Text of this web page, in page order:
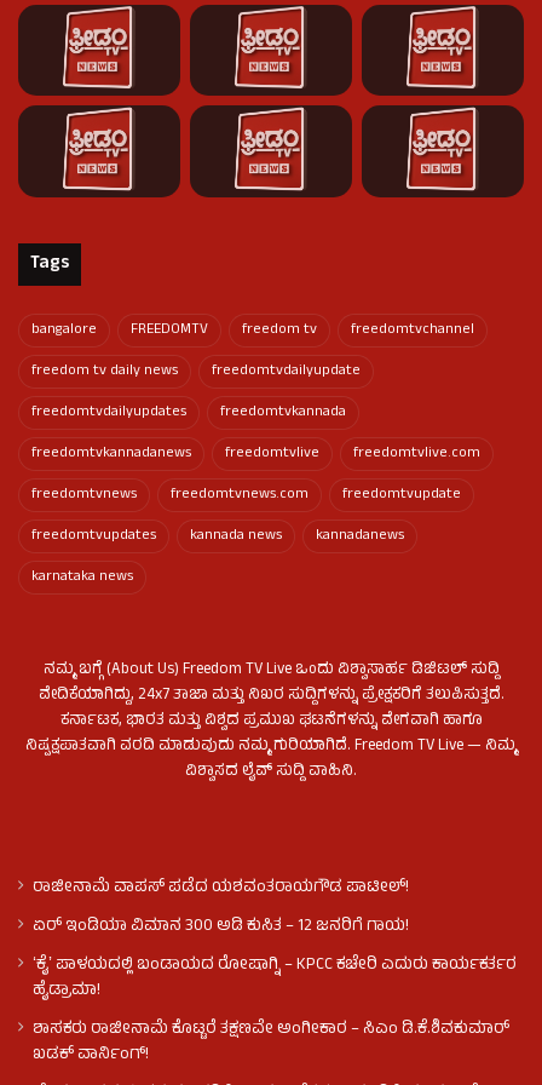
Tags
bangalore FREEDOMTV freedom tv
freedomtvchannel
freedom tv daily news
freedomtvdailyupdate
freedomtvdailyupdates
freedomtvkannada
freedomtvkannadanews
freedomtvlive
freedomtvlive.com
freedomtvnews
freedomtvnews.com
freedomtvupdate
freedomtvupdates
kannada news
kannadanews
karnataka news
ನಮ್ಮ ಬಗ್ಗೆ (About Us) Freedom TV Live ಒಂದು ವಿಶ್ವಾಸಾರ್ಹ ಡಿಜಿಟಲ್ ಸುದ್ದಿ
ವೇದಿಕೆಯಾಗಿದ್ದು, 24x7 ತಾಜಾ ಮತ್ತು ನಿಖರ ಸುದ್ದಿಗಳನ್ನು ಪ್ರೇಕ್ಷಕರಿಗೆ ತಲುಪಿಸುತ್ತದೆ.
ಕರ್ನಾಟಕ, ಭಾರತ ಮತ್ತು ವಿಶ್ವದ ಪ್ರಮುಖ ಘಟನೆಗಳನ್ನು ವೇಗವಾಗಿ ಹಾಗೂ
ನಿಷ್ಪಕ್ಷಪಾತವಾಗಿ ವರದಿ ಮಾಡುವುದು ನಮ್ಮ ಗುರಿಯಾಗಿದೆ. Freedom TV Live — ನಿಮ್ಮ
ವಿಶ್ವಾಸದ ಲೈವ್ ಸುದ್ದಿ ವಾಹಿನಿ.
ರಾಜೀನಾಮೆ ವಾಪಸ್ ಪಡೆದ ಯಶವಂತರಾಯಗೌಡ ಪಾಟೀಲ್‌!
ಏರ್ ಇಂಡಿಯಾ ವಿಮಾನ 300 ಅಡಿ ಕುಸಿತ – 12 ಜನರಿಗೆ ಗಾಯ!
ʻಕೈʼ​ ಪಾಳಯದಲ್ಲಿ ಬಂಡಾಯದ ರೋಷಾಗ್ನಿ – KPCC ಕಚೇರಿ ಎದುರು ಕಾರ್ಯಕರ್ತರ
ಹೈಡ್ರಾಮಾ!
ಶಾಸಕರು ರಾಜೀನಾಮೆ ಕೊಟ್ಟರೆ ತಕ್ಷಣವೇ ಅಂಗೀಕಾರ – ಸಿಎಂ ಡಿ.ಕೆ.ಶಿವಕುಮಾರ್
ಖಡಕ್ ವಾರ್ನಿಂಗ್!